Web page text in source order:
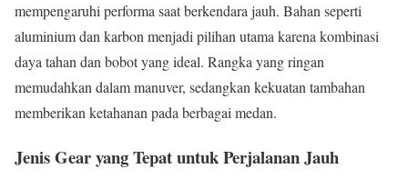
mempengaruhi performa saat berkendara jauh. Bahan seperti
aluminium dan karbon menjadi pilihan utama karena kombinasi
daya tahan dan bobot yang ideal. Rangka yang ringan
memudahkan dalam manuver, sedangkan kekuatan tambahan
memberikan ketahanan pada berbagai medan.
Jenis Gear yang Tepat untuk Perjalanan Jauh